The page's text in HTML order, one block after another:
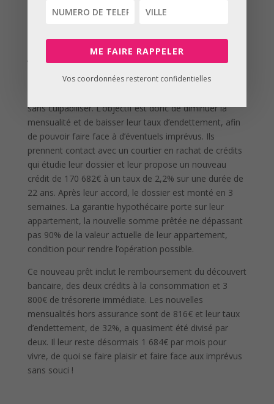
reste 938€ pour vivre, une fois toutes les mensualités
La solution : le regroupement des crédits avec
garantie hypothécaire
Aurélia et Thomas souhaitent équilibrer leur budget,
sans culpabiliser. L’objectif est donc de diminuer la
mensualité et de baisser leur taux d’endettement, afin
de pouvoir faire face à d’éventuels imprévus. Ils
prennent contact avec un courtier en rachat de crédits
qui étudie leur dossier et leur propose un nouveau
crédit de 170 682€ à un taux de 2,2% sur une durée de
22 ans. Après leur accord, le dossier est monté en 3
semaines. La garantie hypothécaire porte sur leur
appartement, la nouvelle somme prêtée ne dépassant
pas 90% de la valeur actuelle de leur appartement,
condition pour rendre l’opération possible.
Ce nouveau prêt inclut le remboursement du découvert
bancaire, des deux crédits à la consommation et 3
800€ de trésorerie immédiate. Les nouvelles
mensualités hors assurance sont de 816€ et leur taux
d’endettement, de 32%, a quasiment été divisé par
deux. Il leur reste désormais 1 684€ par mois pour
vivre, de quoi se faire plaisir et faire face aux imprévus
sans souci !
ME FAIRE RAPPELER
Vos coordonnées resteront confidentielles